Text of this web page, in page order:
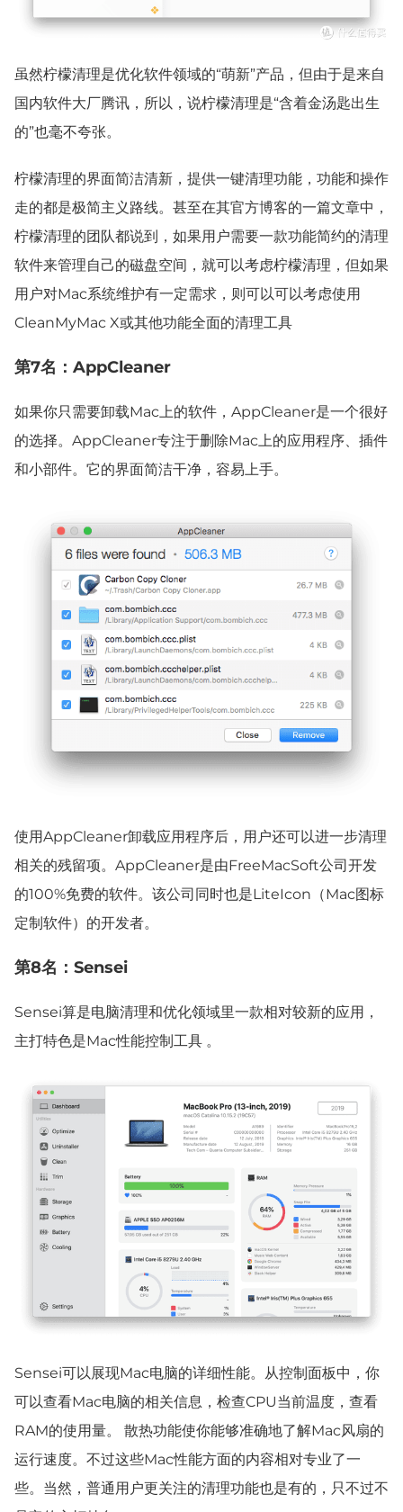
虽然柠檬清理是优化软件领域的“萌新”产品，但由于是来自
国内软件大厂腾讯，所以，说柠檬清理是“含着金汤匙出生
的”也毫不夸张。
柠檬清理的界面简洁清新，提供一键清理功能，功能和操作
走的都是极简主义路线。甚至在其官方博客的一篇文章中，
柠檬清理的团队都说到，如果用户需要一款功能简约的清理
软件来管理自己的磁盘空间，就可以考虑柠檬清理，但如果
用户对Mac系统维护有一定需求，则可以可以考虑使用
CleanMyMac X或其他功能全面的清理工具
第7名：AppCleaner
如果你只需要卸载Mac上的软件，AppCleaner是一个很好
的选择。AppCleaner专注于删除Mac上的应用程序、插件
和小部件。它的界面简洁干净，容易上手。
使用AppCleaner卸载应用程序后，用户还可以进一步清理
相关的残留项。AppCleaner是由FreeMacSoft公司开发
的100%免费的软件。该公司同时也是LiteIcon（Mac图标
定制软件）的开发者。
第8名：Sensei
Sensei算是电脑清理和优化领域里一款相对较新的应用，
主打特色是Mac性能控制工具 。
Sensei可以展现Mac电脑的详细性能。从控制面板中，你
可以查看Mac电脑的相关信息，检查CPU当前温度，查看
RAM的使用量。 散热功能使你能够准确地了解Mac风扇的
运行速度。不过这些Mac性能方面的内容相对专业了一
些。当然，普通用户更关注的清理功能也是有的，只不过不